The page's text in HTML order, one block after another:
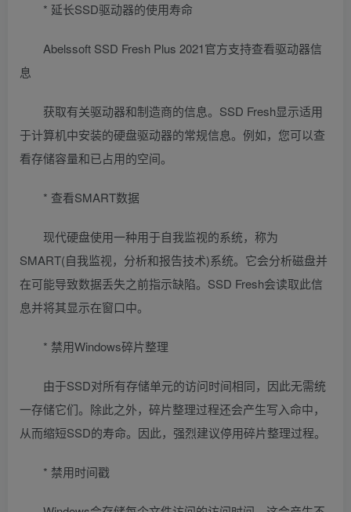
* 延长SSD驱动器的使用寿命
Abelssoft SSD Fresh Plus 2021官方支持查看驱动器信
息
获取有关驱动器和制造商的信息。SSD Fresh显示适用
于计算机中安装的硬盘驱动器的常规信息。例如，您可以查
看存储容量和已占用的空间。
* 查看SMART数据
现代硬盘使用一种用于自我监视的系统，称为
SMART(自我监视，分析和报告技术)系统。它会分析磁盘并
在可能导致数据丢失之前指示缺陷。SSD Fresh会读取此信
息并将其显示在窗口中。
* 禁用Windows碎片整理
由于SSD对所有存储单元的访问时间相同，因此无需统
一存储它们。除此之外，碎片整理过程还会产生写入命中，
从而缩短SSD的寿命。因此，强烈建议停用碎片整理过程。
* 禁用时间戳